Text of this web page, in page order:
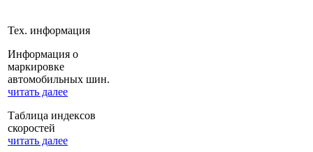
Тех. информация
Информация о
маркировке
автомобильных шин.
читать далее
Таблица индексов
скоростей
читать далее